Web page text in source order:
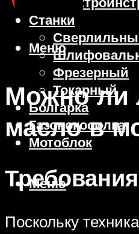
Станки
Фрезерный
Токарный
Болгарка
Газонокосилка
Мотоблок
Меню
Меню
Можно ли
масло в
Поскольку